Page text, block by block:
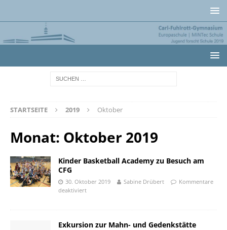
STARTSEITE 2019 Oktober
Monat: Oktober 2019
Kinder Basketball Academy zu Besuch am
CFG
30. Oktober 2019 Sabine Drübert
Kommentare
deaktiviert
Exkursion zur Mahn- und Gedenkstätte